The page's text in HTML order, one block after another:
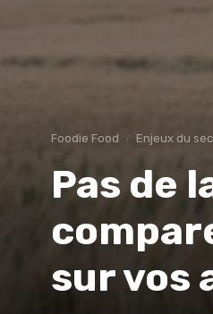
Foodie Food Enjeux du
Pas de
sur vos